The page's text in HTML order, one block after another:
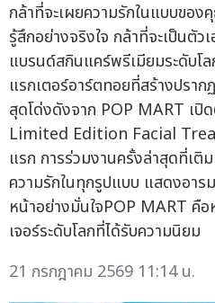
กล้าที่จะเผยความรักในแบบขอ
รู้สึกอย่างจริงใจ กล้าที่จะเป็นตั
แบรนด์สกินแคร์พรีเมียมระดับโ
แรกเตอร์อาร์ตทอยที่สร้างปราก
สุดโด่งดังจาก POP MART เปิ
Limited Edition Facial
แรก การร่วมงานครั้งล่าสุดที่เติ
ความรักในทุกรูปแบบ แสดงอาร
หน้าอย่างมั่นใจPOP MART คื
เจอร์ระดับโลกที่ได้รับความนิยม
21 กรกฎาคม 2569 11:14 น.